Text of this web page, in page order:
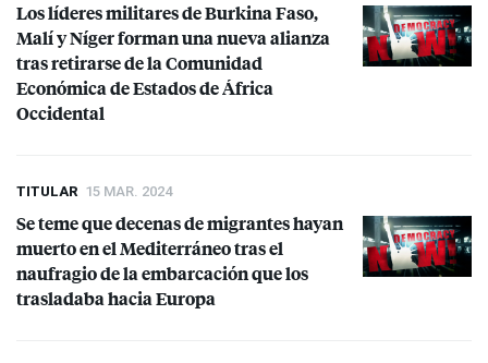
Los líderes militares de Burkina Faso,
Malí y Níger forman una nueva alianza
tras retirarse de la Comunidad
Económica de Estados de África
Occidental
TITULAR 15 MAR. 2024
Se teme que decenas de migrantes hayan
muerto en el Mediterráneo tras el
naufragio de la embarcación que los
trasladaba hacia Europa